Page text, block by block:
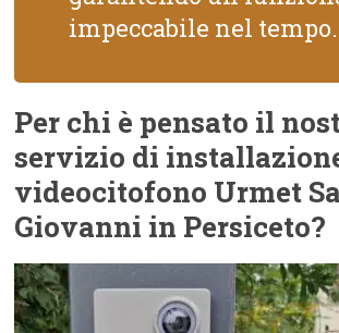
impeccabile nel tempo.
Per chi è pensato il
servizio di
videocitofono Urmet
Giovanni in Persiceto?